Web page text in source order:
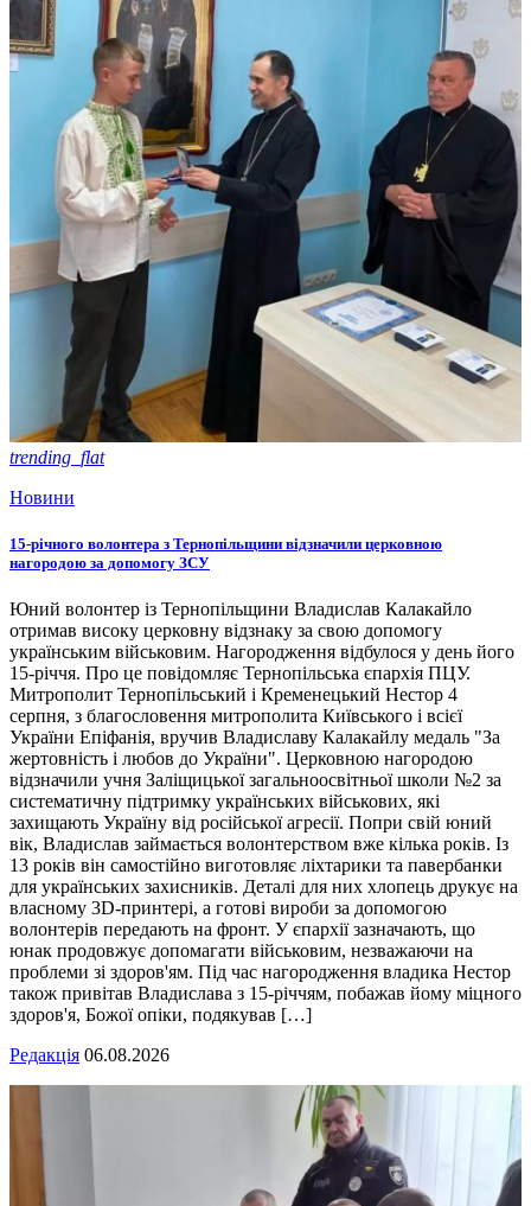
trending_flat
Новини
15-річного волонтера з Тернопільщини відзначили церковною
нагородою за допомогу ЗСУ
Юний волонтер із Тернопільщини Владислав Калакайло
отримав високу церковну відзнаку за свою допомогу
українським військовим. Нагородження відбулося у день його
15-річчя. Про це повідомляє Тернопільська єпархія ПЦУ.
Митрополит Тернопільський і Кременецький Нестор 4
серпня, з благословення митрополита Київського і всієї
України Епіфанія, вручив Владиславу Калакайлу медаль "За
жертовність і любов до України". Церковною нагородою
відзначили учня Заліщицької загальноосвітньої школи №2 за
систематичну підтримку українських військових, які
захищають Україну від російської агресії. Попри свій юний
вік, Владислав займається волонтерством вже кілька років. Із
13 років він самостійно виготовляє ліхтарики та павербанки
для українських захисників. Деталі для них хлопець друкує на
власному 3D-принтері, а готові вироби за допомогою
волонтерів передають на фронт. У єпархії зазначають, що
юнак продовжує допомагати військовим, незважаючи на
проблеми зі здоров'ям. Під час нагородження владика Нестор
також привітав Владислава з 15-річчям, побажав йому міцного
здоров'я, Божої опіки, подякував […]
Редакція 06.08.2026